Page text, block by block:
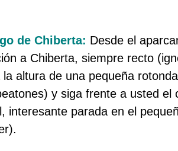
de Chiberta: Desde el
a Chiberta, siempre recto
la altura de una pequeña
y siga frente a usted el
interesante parada en el